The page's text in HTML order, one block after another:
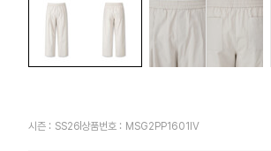
시즌 : SS26 상품번호 : MSG2PP1601IV